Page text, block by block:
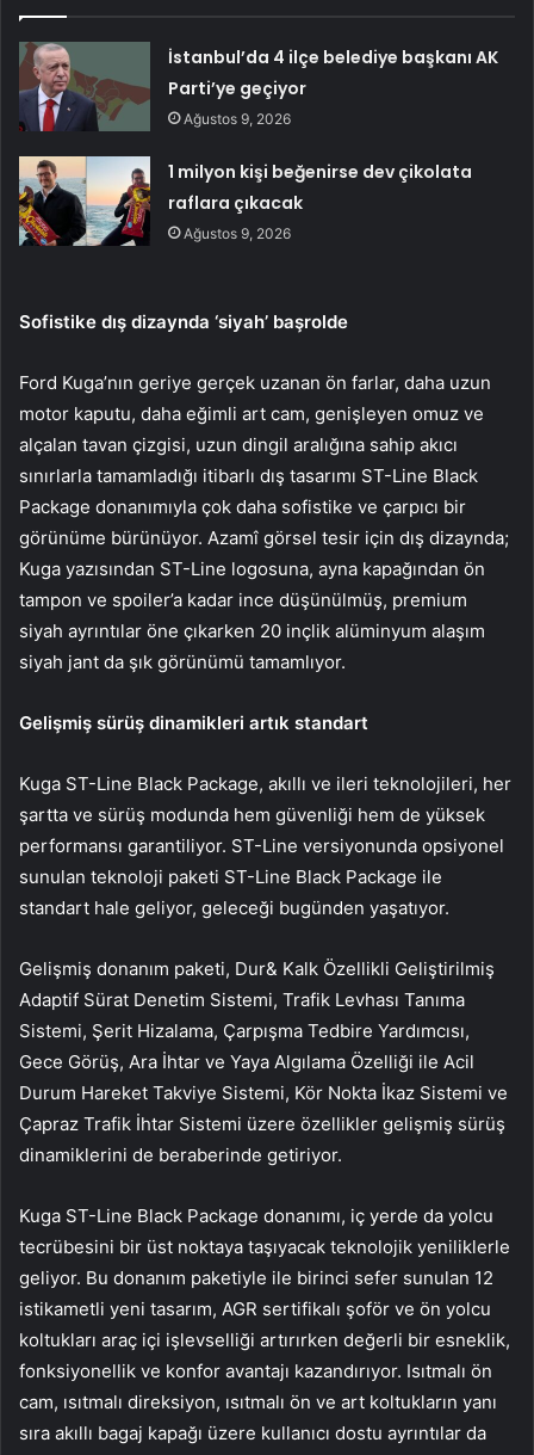
İstanbul’da 4 ilçe belediye başkanı AK
Parti’ye geçiyor
Ağustos 9, 2026
1 milyon kişi beğenirse dev çikolata
raflara çıkacak
Ağustos 9, 2026
Sofistike dış dizaynda ‘siyah’ başrolde
Ford Kuga’nın geriye gerçek uzanan ön farlar, daha uzun
motor kaputu, daha eğimli art cam, genişleyen omuz ve
alçalan tavan çizgisi, uzun dingil aralığına sahip akıcı
sınırlarla tamamladığı itibarlı dış tasarımı ST-Line Black
Package donanımıyla çok daha sofistike ve çarpıcı bir
görünüme bürünüyor. Azamî görsel tesir için dış dizaynda;
Kuga yazısından ST-Line logosuna, ayna kapağından ön
tampon ve spoiler’a kadar ince düşünülmüş, premium
siyah ayrıntılar öne çıkarken 20 inçlik alüminyum alaşım
siyah jant da şık görünümü tamamlıyor.
Gelişmiş sürüş dinamikleri artık standart
Kuga ST-Line Black Package, akıllı ve ileri teknolojileri, her
şartta ve sürüş modunda hem güvenliği hem de yüksek
performansı garantiliyor. ST-Line versiyonunda opsiyonel
sunulan teknoloji paketi ST-Line Black Package ile
standart hale geliyor, geleceği bugünden yaşatıyor.
Gelişmiş donanım paketi, Dur& Kalk Özellikli Geliştirilmiş
Adaptif Sürat Denetim Sistemi, Trafik Levhası Tanıma
Sistemi, Şerit Hizalama, Çarpışma Tedbire Yardımcısı,
Gece Görüş, Ara İhtar ve Yaya Algılama Özelliği ile Acil
Durum Hareket Takviye Sistemi, Kör Nokta İkaz Sistemi ve
Çapraz Trafik İhtar Sistemi üzere özellikler gelişmiş sürüş
dinamiklerini de beraberinde getiriyor.
Kuga ST-Line Black Package donanımı, iç yerde da yolcu
tecrübesini bir üst noktaya taşıyacak teknolojik yeniliklerle
geliyor. Bu donanım paketiyle ile birinci sefer sunulan 12
istikametli yeni tasarım, AGR sertifikalı şoför ve ön yolcu
koltukları araç içi işlevselliği artırırken değerli bir esneklik,
fonksiyonellik ve konfor avantajı kazandırıyor. Isıtmalı ön
cam, ısıtmalı direksiyon, ısıtmalı ön ve art koltukların yanı
sıra akıllı bagaj kapağı üzere kullanıcı dostu ayrıntılar da